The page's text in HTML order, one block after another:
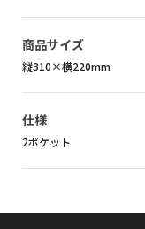
商品サイズ
縦310×横220mm
仕様
2ポケット